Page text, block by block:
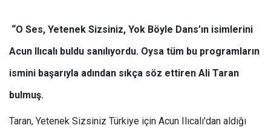
“O Ses, Yetenek Sizsiniz, Yok Böyle Dans’ın isimlerini
Acun Ilıcalı buldu sanılıyordu. Oysa tüm bu programların
ismini başarıyla adından sıkça söz ettiren Ali Taran
bulmuş.
Taran, Yetenek Sizsiniz Türkiye için Acun Ilıcalı'dan aldığı